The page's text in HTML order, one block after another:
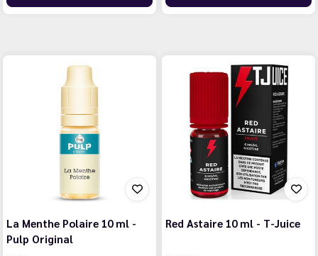
La Menthe Polaire 10 ml -
Pulp Original
Red Astaire 10 ml - T-Juice